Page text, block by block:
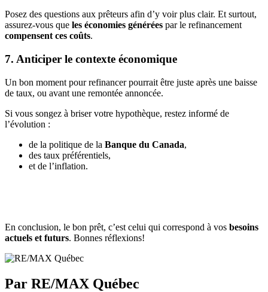
Posez des questions aux prêteurs afin d’y voir plus clair. Et surtout,
assurez-vous que les économies générées par le refinancement
compensent ces coûts.
7. Anticiper le contexte économique
Un bon moment pour refinancer pourrait être juste après une baisse
de taux, ou avant une remontée annoncée.
Si vous songez à briser votre hypothèque, restez informé de
l’évolution :
de la politique de la Banque du Canada,
des taux préférentiels,
et de l’inflation.
En conclusion, le bon prêt, c’est celui qui correspond à vos besoins
actuels et futurs. Bonnes réflexions!
Par RE/MAX Québec